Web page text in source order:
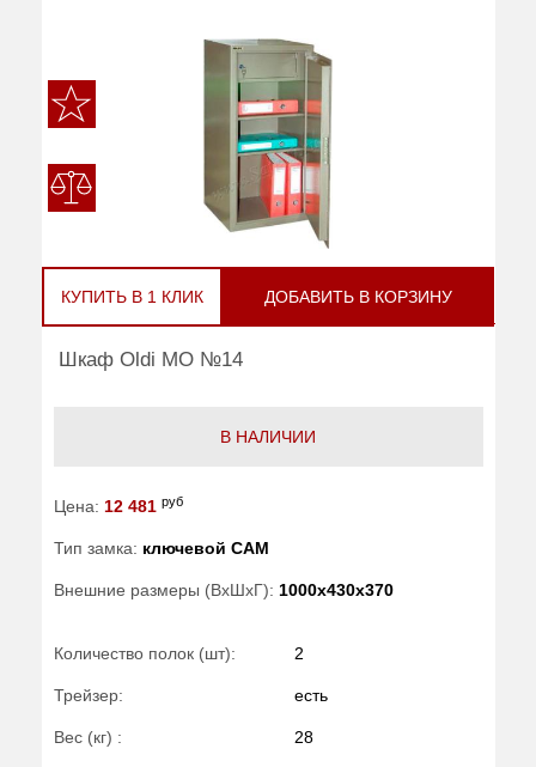
КУПИТЬ В 1 КЛИК ДОБАВИТЬ В КОРЗИНУ
Шкаф Oldi МО №14
В НАЛИЧИИ
Цена: 12 481 руб
Тип замка: ключевой САМ
Внешние размеры (ВхШхГ): 1000x430x370
Количество полок (шт): 2
Трейзер: есть
Вес (кг) : 28